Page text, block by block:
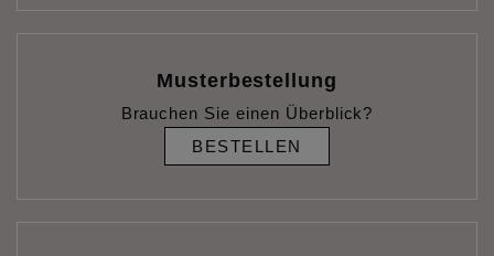
Musterbestellung
Brauchen Sie einen Überblick?
BESTELLEN